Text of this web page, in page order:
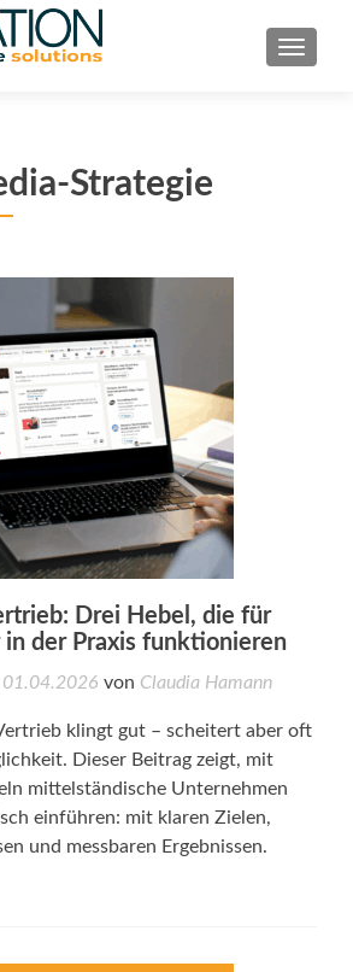
Strategie
Drei Hebel, die für
der Praxis funktionieren
01.04.2026 von Claudia Hamann
klingt gut – scheitert aber oft
Dieser Beitrag zeigt, mit
mittelständische Unternehmen
einführen: mit klaren Zielen,
und messbaren Ergebnissen.